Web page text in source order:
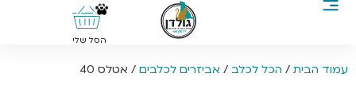
0
הסל שלי
עמוד הבית / הכל לכלב / אביזרים לכלבים / אטלס 40